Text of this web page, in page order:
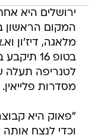
ירושלים היא
המקום הראשון
מלאגה, דיז'ון
בטופ 16
לטנריפה תעלה
מסדרות פלייאין.
"פאוק היא
וכדי לנצח אותה